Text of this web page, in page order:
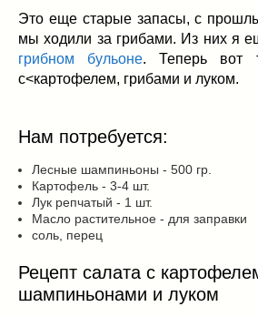
конкурсы(7)
продуктах(2)
разном(9)
Постные рецепты(8)
8 марта(1)
мужские даты
Новогоднее меню
Пасха(7)
Это еще старые запасы, с
мы ходили за грибами. Из них я
грибном бульоне. Теперь вот
с<картофелем, грибами и луком.
Нам потребуется:
Лесные шампиньоны - 500 гр.
Картофель - 3-4 шт.
Лук репчатый - 1 шт.
Масло растительное - для заправки
соль, перец
Рецепт салата с
шампиньонами и луком